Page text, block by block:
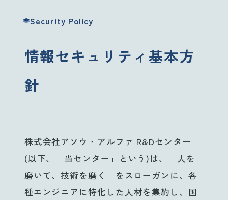
Security Policy
情報セキュリティ基本方
針
株式会社アソウ・アルファ R&Dセンター
(以下、「当センター」という)は、「人を
磨いて、技術を磨く」をスローガンに、各
種エンジニアに特化した人材を集約し、国